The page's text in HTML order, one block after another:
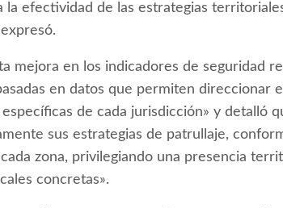
la efectividad de las estrategias
mejora en los indicadores de seguridad
en datos que permiten direccionar
de cada jurisdicción» y detalló
sus estrategias de patrullaje,
zona, privilegiando una presencia
concretas».